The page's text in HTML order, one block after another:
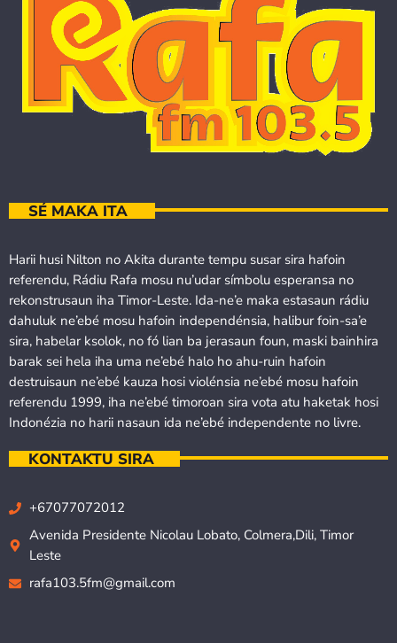
SÉ MAKA ITA
Harii husi Nilton no Akita durante tempu susar sira hafoin
referendu, Rádiu Rafa mosu nu’udar símbolu esperansa no
rekonstrusaun iha Timor-Leste. Ida-ne’e maka estasaun rádiu
dahuluk ne’ebé mosu hafoin independénsia, halibur foin-sa’e
sira, habelar ksolok, no fó lian ba jerasaun foun, maski bainhira
barak sei hela iha uma ne’ebé halo ho ahu-ruin hafoin
destruisaun ne’ebé kauza hosi violénsia ne’ebé mosu hafoin
referendu 1999, iha ne’ebé timoroan sira vota atu haketak hosi
Indonézia no harii nasaun ida ne’ebé independente no livre.
KONTAKTU SIRA
+67077072012
Avenida Presidente Nicolau Lobato, Colmera,Dili, Timor
Leste
rafa103.5fm@gmail.com